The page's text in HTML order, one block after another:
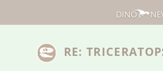
RE:
DINO